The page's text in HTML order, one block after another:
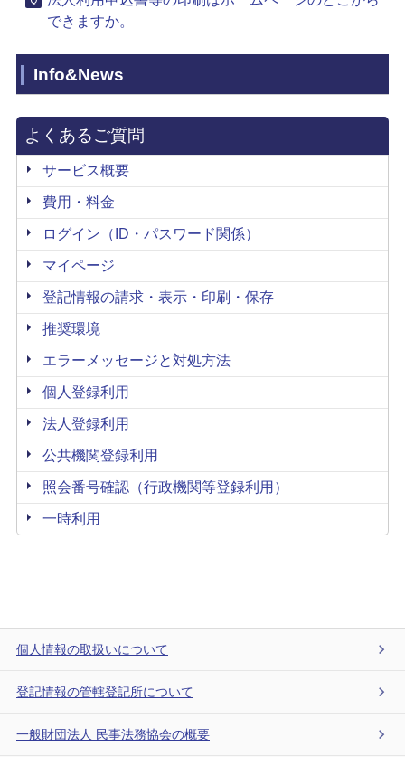
できますか。
Info&News
よくあるご質問
サービス概要
費用・料金
ログイン（ID・パスワード関係）
マイページ
登記情報の請求・表示・印刷・保存
推奨環境
エラーメッセージと対処方法
個人登録利用
法人登録利用
公共機関登録利用
照会番号確認（行政機関等登録利用）
一時利用
個人情報の取扱いについて
登記情報の管轄登記所について
一般財団法人 民事法務協会の概要